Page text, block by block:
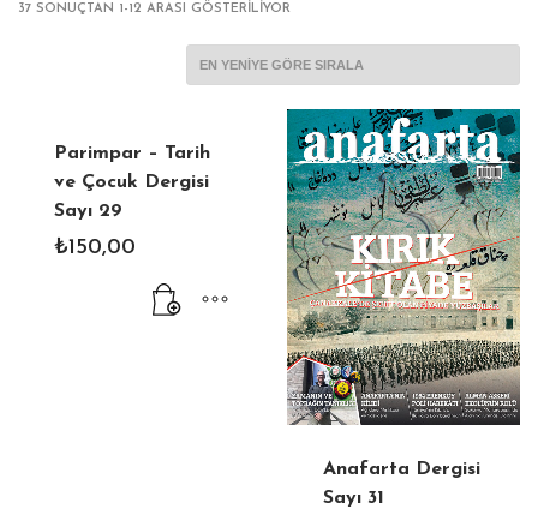
37 SONUÇTAN 1-12 ARASI GÖSTERILIYOR
SIRALANDI
Parimpar – Tarih
ve Çocuk Dergisi
Sayı 29
₺150,00
Anafarta Dergisi
Sayı 31